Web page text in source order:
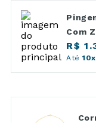
Com
R$
Até10x